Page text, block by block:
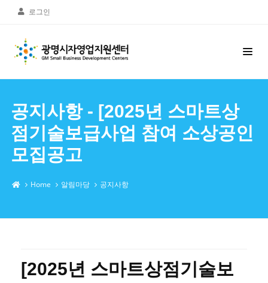
로그인
공지사항 - [2025년 스마트상
점기술보급사업 참여 소상공인
모집공고
Home 알림마당 공지사항
[2025년 스마트상점기술보